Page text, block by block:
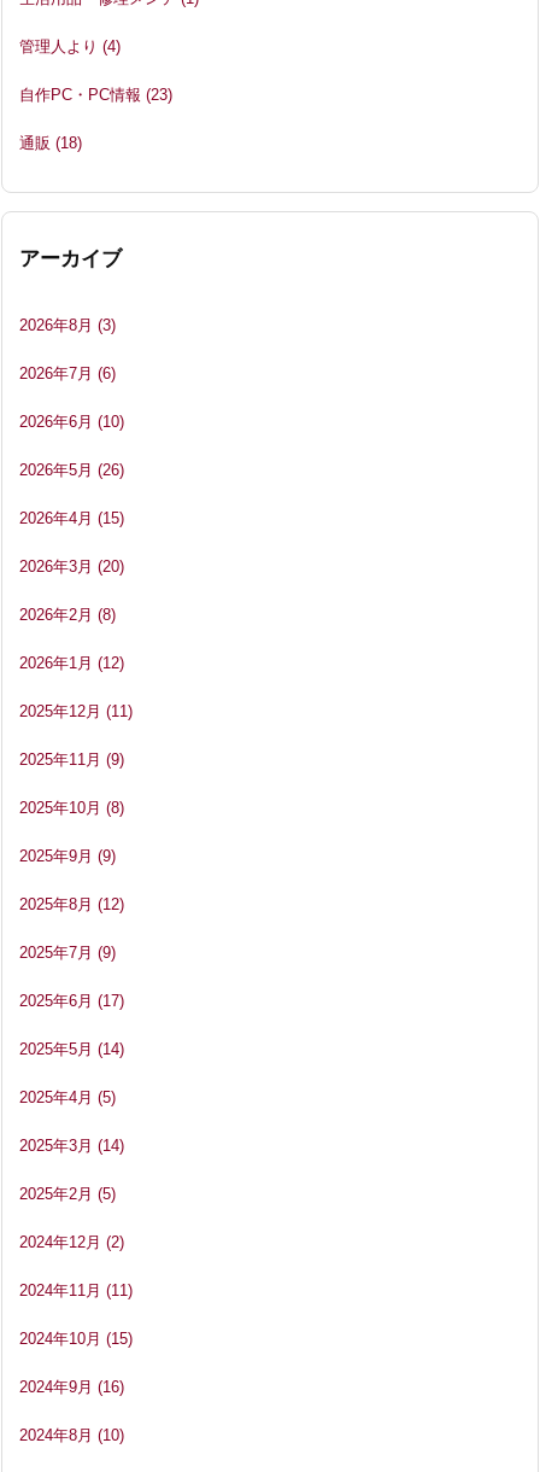
管理人より (4)
自作PC・PC情報 (23)
通販 (18)
アーカイブ
2026年8月 (3)
2026年7月 (6)
2026年6月 (10)
2026年5月 (26)
2026年4月 (15)
2026年3月 (20)
2026年2月 (8)
2026年1月 (12)
2025年12月 (11)
2025年11月 (9)
2025年10月 (8)
2025年9月 (9)
2025年8月 (12)
2025年7月 (9)
2025年6月 (17)
2025年5月 (14)
2025年4月 (5)
2025年3月 (14)
2025年2月 (5)
2024年12月 (2)
2024年11月 (11)
2024年10月 (15)
2024年9月 (16)
2024年8月 (10)